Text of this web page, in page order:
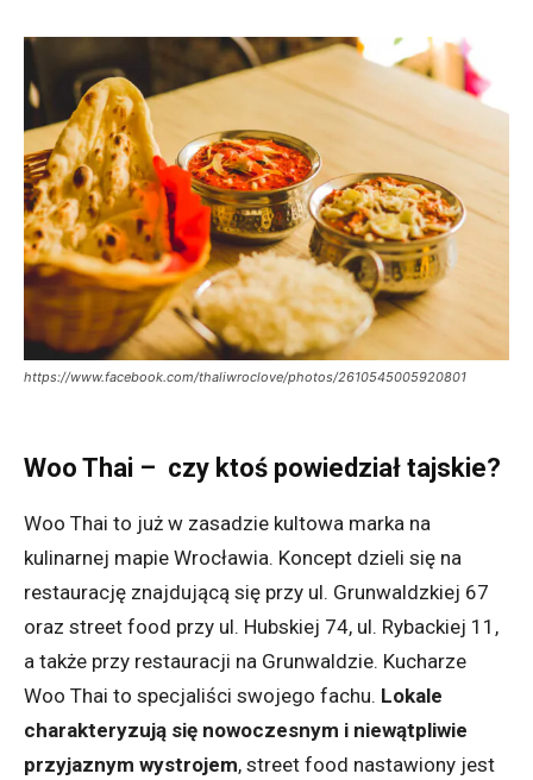
https://www.facebook.com/thaliwroclove/photos/2610545005920801
Woo Thai – czy ktoś powiedział tajskie?
Woo Thai to już w zasadzie kultowa marka na
kulinarnej mapie Wrocławia. Koncept dzieli się na
restaurację znajdującą się przy ul. Grunwaldzkiej 67
oraz street food przy ul. Hubskiej 74, ul. Rybackiej 11,
a także przy restauracji na Grunwaldzie. Kucharze
Woo Thai to specjaliści swojego fachu. Lokale
charakteryzują się nowoczesnym i niewątpliwie
przyjaznym wystrojem, street food nastawiony jest